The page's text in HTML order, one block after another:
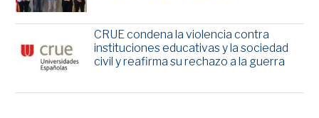
CRUE condena la violencia contra
instituciones educativas y la sociedad
civil y reafirma su rechazo a la guerra